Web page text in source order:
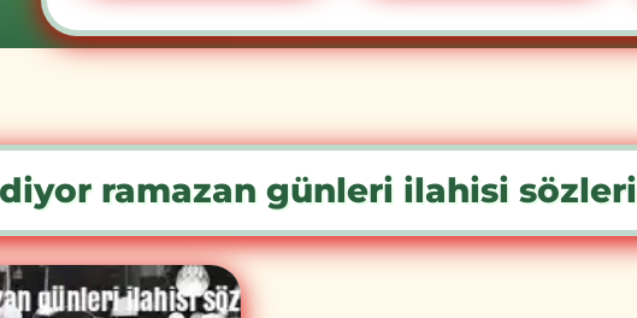
ramazan günleri ilahisi sözleri